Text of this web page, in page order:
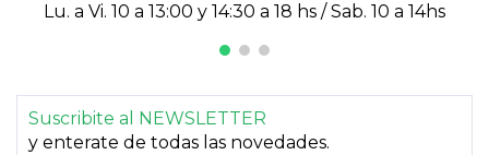
Lu. a Vi. 10 a 13:00 y 14:30 a 18 hs / Sab. 10 a 14hs
Suscribite al NEWSLETTER
y enterate de todas las novedades.